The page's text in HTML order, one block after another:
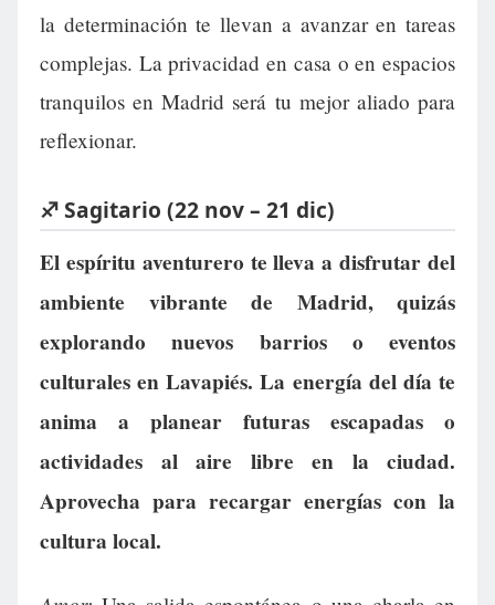
la determinación te llevan a avanzar en tareas
complejas. La privacidad en casa o en espacios
tranquilos en Madrid será tu mejor aliado para
reflexionar.
♐ Sagitario (22 nov – 21 dic)
El espíritu aventurero te lleva a disfrutar del
ambiente vibrante de Madrid, quizás
explorando nuevos barrios o eventos
culturales en Lavapiés. La energía del día te
anima a planear futuras escapadas o
actividades al aire libre en la ciudad.
Aprovecha para recargar energías con la
cultura local.